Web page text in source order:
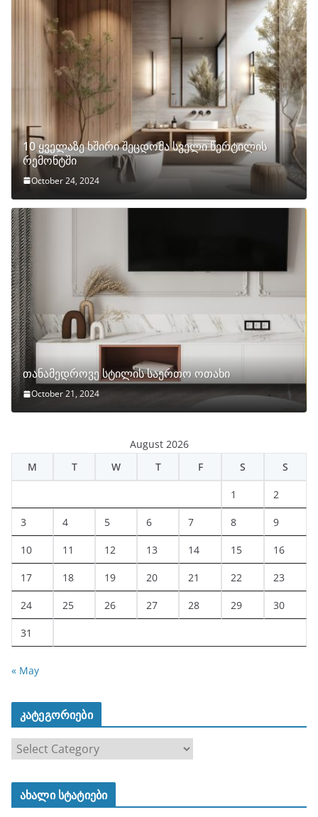
10 ყველაზე ხშირი შეცდომა სველი წერტილის
რემონტში
October 24, 2024
თანამედროვე სტილის საერთო ოთახი
October 21, 2024
August 2026
M
T W T F S S
1 2
3 4 5 6 7 8 9
10 11 12 13 14 15 16
17 18 19 20 21 22 23
24 25 26 27 28 29 30
31
« May
კატეგორიები
ტ
ახალი სტატიები